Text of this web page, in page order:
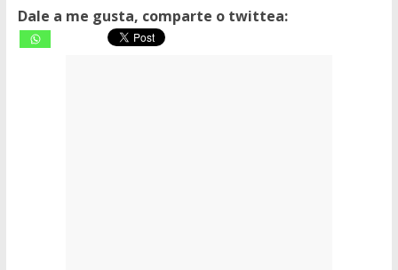
Dale a me gusta, comparte o twittea: